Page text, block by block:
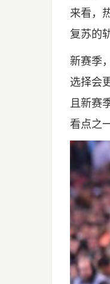
来看，
复苏的
新赛季
选择会
且新赛
看点之